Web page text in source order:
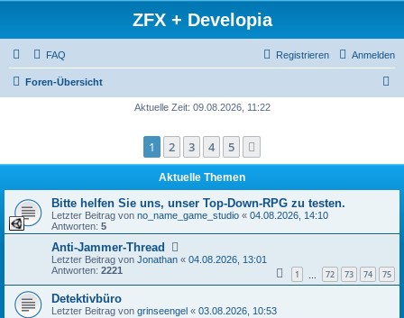
ZFX + Developia
FAQ Anmelden
Registrieren
Foren-Übersicht
e
Aktuelle Zeit: 09.08.2026, 11:22
1 2 3 4 5
Aktuelle Themen
Bitte helfen Sie uns, unser Top-Down-RPG zu testen.
Letzter Beitrag von no_name_game_studio « 04.08.2026, 14:10
Antworten: 5
Anti-Jammer-Thread
Letzter Beitrag von Jonathan « 04.08.2026, 13:01
Antworten: 2221 1 72 73 74 75
Detektivbüro
Letzter Beitrag von grinseengel « 03.08.2026, 10:53